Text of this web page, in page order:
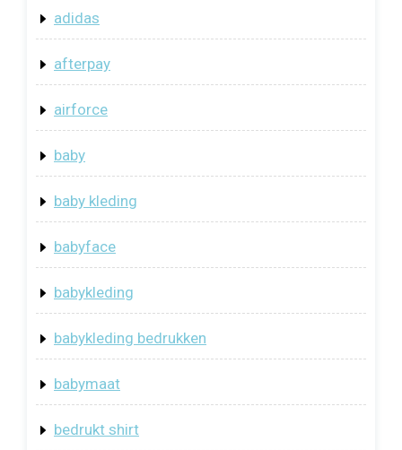
adidas
afterpay
airforce
baby
baby kleding
babyface
babykleding
babykleding bedrukken
babymaat
bedrukt shirt